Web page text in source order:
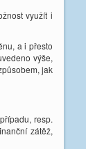
využít i
a i přesto
výše,
jak
resp.
zátěž,